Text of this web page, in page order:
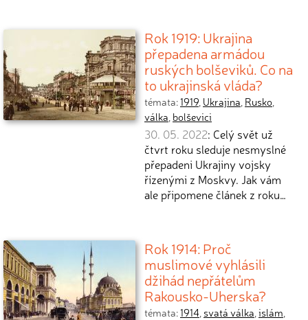
Rok 1919: Ukrajina
přepadena armádou
ruských bolševiků. Co na
to ukrajinská vláda?
témata:1919, Ukrajina, Rusko,
válka, bolševici
30. 05. 2022: Celý svět už
čtvrt roku sleduje nesmyslné
přepadeni Ukrajiny vojsky
řízenými z Moskvy. Jak vám
ale připomene článek z roku…
Rok 1914: Proč
muslimové vyhlásili
džihád nepřátelům
Rakousko-Uherska?
témata:1914, svatá válka,islám,